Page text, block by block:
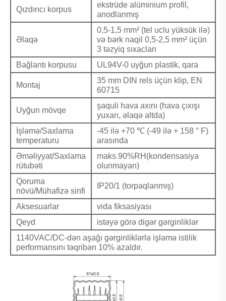
Qızdırıcı korpus
ekstrüde alüminium profil,
anodlanmış
Əlaqə
0,5-1,5 mm² (tel uclu yüksük ilə)
və bərk naqil 0,5-2,5 mm² üçün
3 təzyiq sıxacları
Bağlantı korpusu
UL94V-0 uyğun plastik, qara
Montaj
35 mm DIN rels üçün klip, EN
60715
Uyğun mövqe
şaquli hava axını (hava çıxışı
yuxarı, əlaqə altda)
İşləmə/Saxlama
temperaturu
-45 ilə +70 ℃ (-49 ilə + 158 ° F)
arasında
Əməliyyat/Saxlama
rütubəti
maks.90%RH(kondensasiya
olunmayan)
Qoruma
növü/Mühafizə sinfi
IP20/1 (torpaqlanmış)
Aksesuarlar
vida fiksasiyası
Qeyd
istəyə görə digər gərginliklər
1140VAC/DC-dən aşağı gərginliklərlə işləmə istilik
performansını təqribən 10% azaldır.